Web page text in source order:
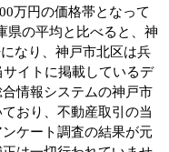
万円の価格帯となって
県の平均と比べると、神
なり、神戸市北区は兵
イトに掲載しているデ
情報システムの神戸市
おり、不動産取引の当
ケート調査の結果が元